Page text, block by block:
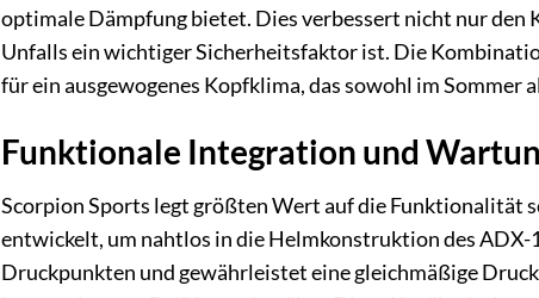
optimale Dämpfung bietet. Dies verbessert nicht nur den
Unfalls ein wichtiger Sicherheitsfaktor ist. Die
für ein ausgewogenes Kopfklima, das sowohl im Sommer
Funktionale Integration und
Scorpion Sports legt größten Wert auf die Funktionalität
entwickelt, um nahtlos in die Helmkonstruktion des
Druckpunkten und gewährleistet eine gleichmäßige